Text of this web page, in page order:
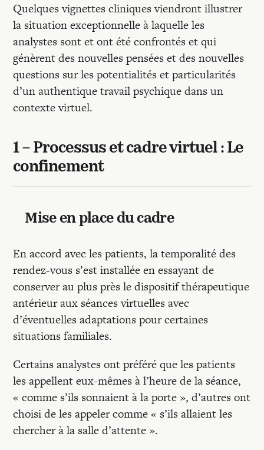
Quelques vignettes cliniques viendront illustrer
la situation exceptionnelle à laquelle les
analystes sont et ont été confrontés et qui
génèrent des nouvelles pensées et des nouvelles
questions sur les potentialités et particularités
d’un authentique travail psychique dans un
contexte virtuel.
1 – Processus et cadre virtuel : Le
confinement
Mise en place du cadre
En accord avec les patients, la temporalité des
rendez-vous s’est installée en essayant de
conserver au plus près le dispositif thérapeutique
antérieur aux séances virtuelles avec
d’éventuelles adaptations pour certaines
situations familiales.
Certains analystes ont préféré que les patients
les appellent eux-mêmes à l’heure de la séance,
« comme s’ils sonnaient à la porte », d’autres ont
choisi de les appeler comme « s’ils allaient les
chercher à la salle d’attente ».